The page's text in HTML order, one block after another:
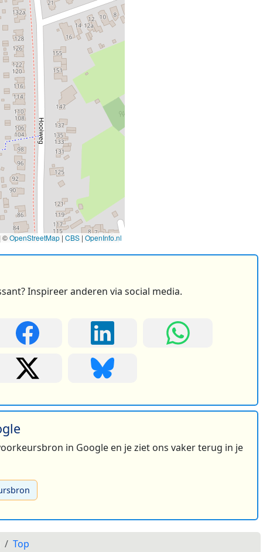
©OpenStreetMap | CBS | OpenInfo.nl
Inspireer anderen via social media.
in Google en je ziet ons vaker terug in je
Top